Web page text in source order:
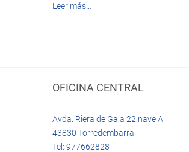
Leer más…
OFICINA CENTRAL
Avda. Riera de Gaia 22 nave A
43830 Torredembarra
Tel: 977662828